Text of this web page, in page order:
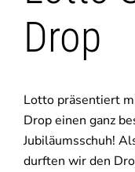
Drop
Lotto präsentiert
Drop einen ganz
Jubiläumsschuh!
durften wir den